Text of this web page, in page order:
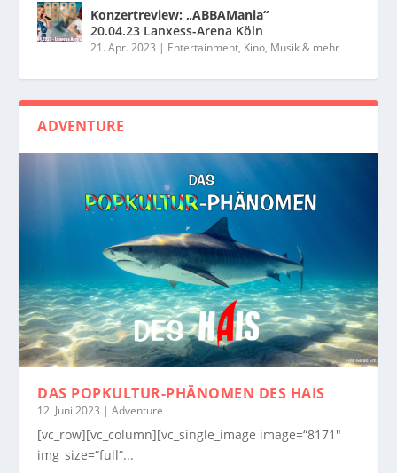
Konzertreview: „ABBAMania“
20.04.23 Lanxess-Arena Köln
21. Apr. 2023 | Entertainment, Kino, Musik & mehr
ADVENTURE
DAS POPKULTUR-PHÄNOMEN DES HAIS
12. Juni 2023 |Adventure
[vc_row][vc_column][vc_single_image image=“8171″
img_size=“full“...